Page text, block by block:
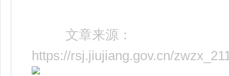
文章来源：
https://rsj.jiujiang.gov.cn/